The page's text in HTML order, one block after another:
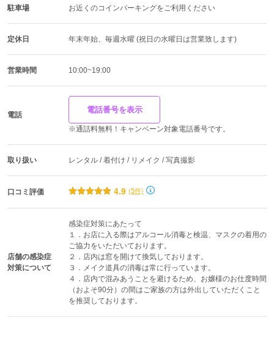
駐車場 お近くのコインパーキングをご利用ください
定休日 年末年始、毎週水曜 (祝日の水曜日は営業致します)
営業時間 10:00~19:00
電話
電話番号を表示
※通話料無料！キャンペーン対象電話番号です。
取り扱い レンタル / 着付け / リメイク / 写真撮影
口コミ評価 4.9 (5件)
店舗の感染症
対策について
感染症対策にあたって
１．お店に入る際はアルコール消毒と検温、マスクの着用の
ご協力をいただいております。
２．店内は窓を開けて換気しております。
３．メイク道具の消毒は常に行っています。
４．店内で混みあうことを避けるため、お嬢様のお仕度時間
（およそ90分）の間はご家族の方は外出していただくこと
を推奨しております。